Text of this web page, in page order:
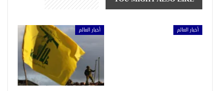
أخبار العالم أخبار العالم